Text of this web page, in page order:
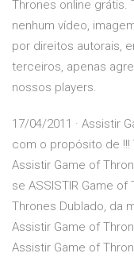
Thrones online grátis.
nenhum vídeo,
por direitos autorais,
terceiros, apenas
nossos players.
17/04/2011 · Assistir
com o propósito de !!!
Assistir Game of
se ASSISTIR Game of
Thrones Dublado, da
Assistir Game of
Assistir Game of